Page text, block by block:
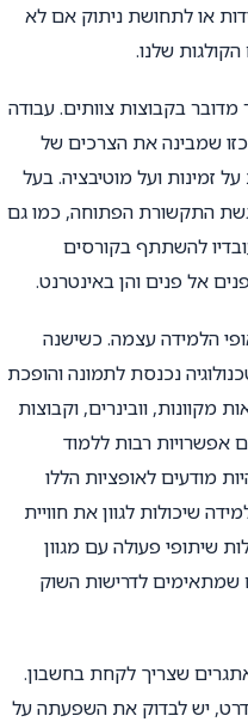
או לתחושת ניתוק אם לא
שלנו.
מדובר בקבוצות צוותים. עבודה
שמבינה את הצרכים של
זמינות ועל מוטיבציה. בעל
התקשורת הפתוחה, כמו גם
להשתתף בקורסים
אל פנים והן באינטרנט.
הלמידה עצמה. כשישנה
נכנסת לתמונה והופכת
מקוונות, וובינרים, וקבוצות
אפשרויות רבות ללמוד
מודעים לאופציות הללו
שיכולות לגוון את חוויית
שיתופי פעולה עם מגוון
שמתאימים לדרישות השוק
שצריך לקחת בחשבון.
יש לבדוק את השפעתה על